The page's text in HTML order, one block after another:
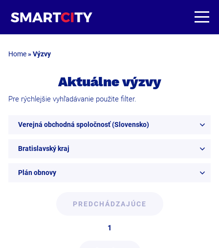
Home»Výzvy
Aktuálne výzvy
Pre rýchlejšie vyhľadávanie použite filter.
Verejná obchodná spoločnosť (Slovensko)
Bratislavský kraj
Plán obnovy
PREDCHÁDZAJÚCE
1